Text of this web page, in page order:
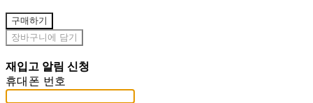
구매하기
장바구니에 담기
재입고 알림 신청
휴대폰 번호